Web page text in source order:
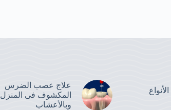
علاج عصب الضرس
المكشوف فى المنزل
وبالأعشاب